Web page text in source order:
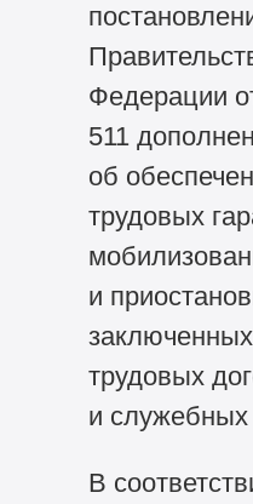
Федерации
511
об
трудовых
и
трудовых
и служебных
В